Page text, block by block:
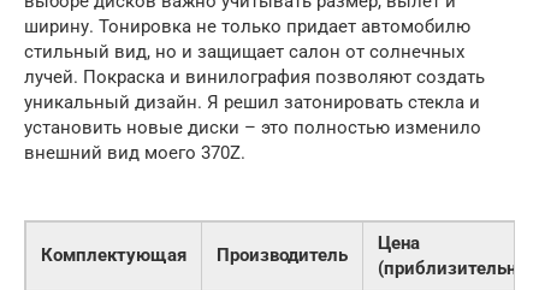
ширину. Тонировка не только придает автомобилю
стильный вид, но и защищает салон от солнечных
лучей. Покраска и винилография позволяют создать
уникальный дизайн. Я решил затонировать стекла и
установить новые диски – это полностью изменило
внешний вид моего 370Z.
Комплектующая Производитель
Цена
(приблизительно)